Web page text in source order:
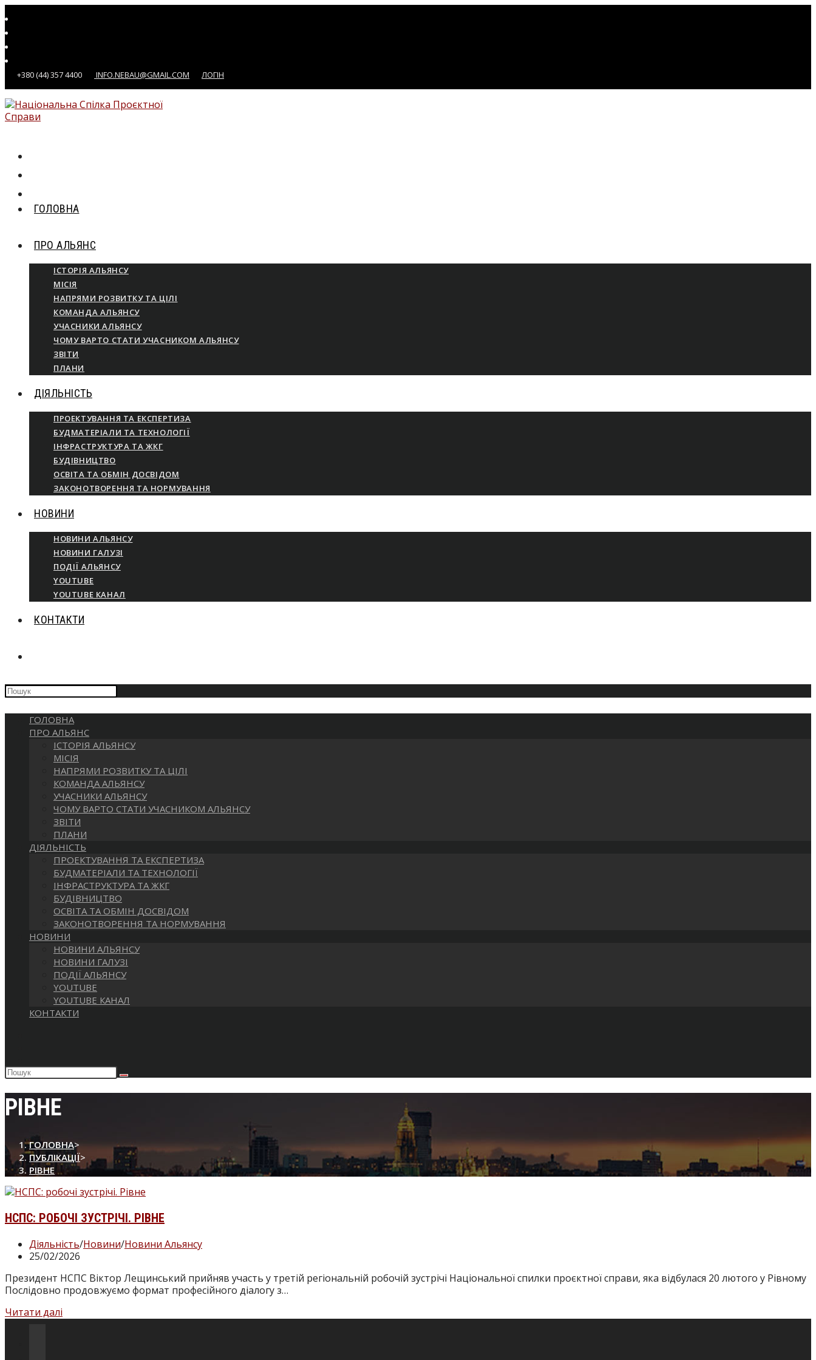
до
вмісту
+380 (44) 357 4400 INFO.NEBAU@GMAIL.COM ЛОГІН
ГОЛОВНА
ПРО АЛЬЯНС
ІСТОРІЯ АЛЬЯНСУ
МІСІЯ
НАПРЯМИ РОЗВИТКУ ТА ЦІЛІ
КОМАНДА АЛЬЯНСУ
УЧАСНИКИ АЛЬЯНСУ
ЧОМУ ВАРТО СТАТИ УЧАСНИКОМ АЛЬЯНСУ
ЗВІТИ
ПЛАНИ
ДІЯЛЬНІСТЬ
ПРОЕКТУВАННЯ ТА ЕКСПЕРТИЗА
БУДМАТЕРІАЛИ ТА ТЕХНОЛОГІЇ
ІНФРАСТРУКТУРА ТА ЖКГ
БУДІВНИЦТВО
ОСВІТА ТА ОБМІН ДОСВІДОМ
ЗАКОНОТВОРЕННЯ ТА НОРМУВАННЯ
НОВИНИ
НОВИНИ АЛЬЯНСУ
НОВИНИ ГАЛУЗІ
ПОДІЇ АЛЬЯНСУ
YOUTUBE
YOUTUBE КАНАЛ
КОНТАКТИ
НА
ВЕБ-
САЙТІ
Press
Escape
to
search
ГОЛОВНА
ПРО АЛЬЯНС
ІСТОРІЯ АЛЬЯНСУ
МІСІЯ
НАПРЯМИ РОЗВИТКУ ТА ЦІЛІ
КОМАНДА АЛЬЯНСУ
УЧАСНИКИ АЛЬЯНСУ
ЧОМУ ВАРТО СТАТИ УЧАСНИКОМ АЛЬЯНСУ
ЗВІТИ
ПЛАНИ
ДІЯЛЬНІСТЬ
ПРОЕКТУВАННЯ ТА ЕКСПЕРТИЗА
БУДМАТЕРІАЛИ ТА ТЕХНОЛОГІЇ
ІНФРАСТРУКТУРА ТА ЖКГ
БУДІВНИЦТВО
ОСВІТА ТА ОБМІН ДОСВІДОМ
ЗАКОНОТВОРЕННЯ ТА НОРМУВАННЯ
НОВИНИ
НОВИНИ АЛЬЯНСУ
НОВИНИ ГАЛУЗІ
ПОДІЇ АЛЬЯНСУ
YOUTUBE
YOUTUBE КАНАЛ
КОНТАКТИ
Пошук
на
сайті
РІВНЕ
ГОЛОВНА>
ПУБЛІКАЦІЇ>
РІВНЕ
НСПС: РОБОЧІ ЗУСТРІЧІ. РІВНЕ
Категорія
запису:
Діяльність/Новини/Новини Альянсу
Запис
25/02/2026
Президент НСПС Віктор Лещинський прийняв участь у третій регіональній робочій зустрічі Національної спилки проєктної справи, яка відбулася 20 лютого у Рівному
Послідовно продовжуємо формат професійного діалогу з…
Читати далі